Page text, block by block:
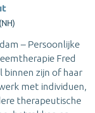
– Persoonlijke
Fred
binnen zijn of haar
met individuen,
therapeutische